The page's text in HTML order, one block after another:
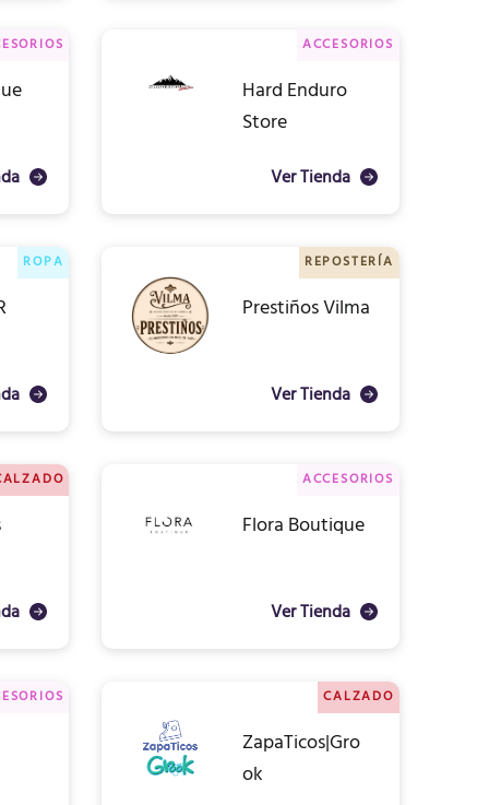
ACCESORIOS
Hard Enduro
Store
Ver Tienda
ROPA REPOSTERÍA
Prestiños Vilma
Ver Tienda
ACCESORIOS
Flora Boutique
Ver Tienda
CALZADO
ZapaTicos|Gro
ok